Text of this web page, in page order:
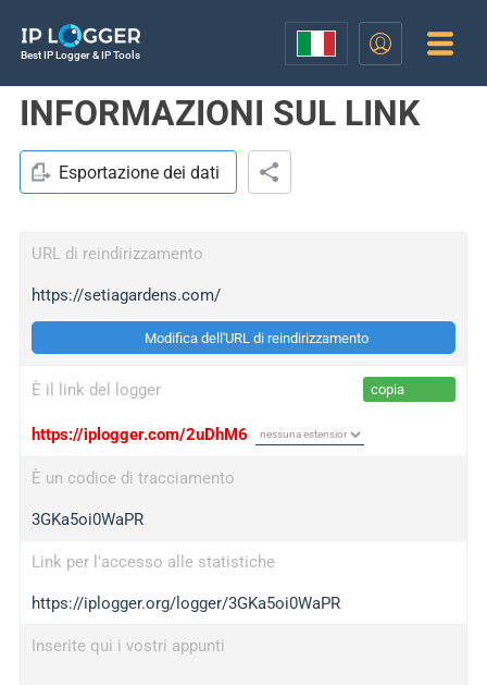
Best IP Logger & IP Tools
INFORMAZIONI SUL LINK
Esportazione dei dati
URL di reindirizzamento
https://setiagardens.com/
Modifica dell'URL di reindirizzamento
È il link del logger copia
https://iplogger.com/2uDhM6
È un codice di tracciamento
3GKa5oi0WaPR
Link per l'accesso alle statistiche
https://iplogger.org/logger/3GKa5oi0WaPR
Inserite qui i vostri appunti